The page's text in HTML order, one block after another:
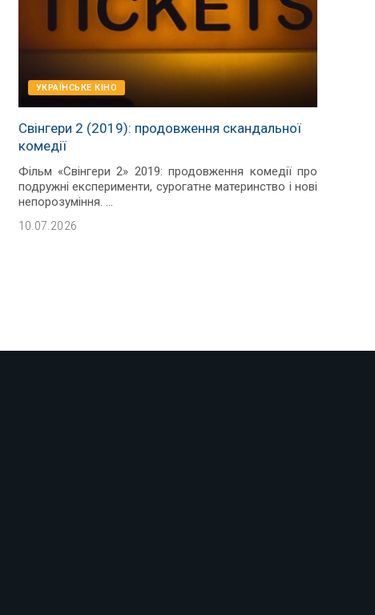
УКРАЇНСЬКЕ КІНО
Свінгери 2 (2019): продовження скандальної
комедії
Фільм «Свінгери 2» 2019: продовження комедії про
подружні експерименти, сурогатне материнство і нові
непорозуміння. ...
10.07.2026